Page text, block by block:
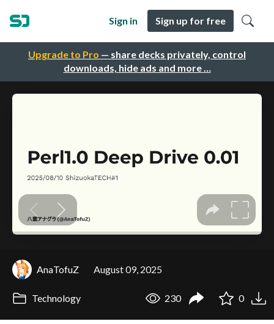
Upgrade to Pro — share decks privately, control
downloads, hide ads and more …
Sign in Sign up for free
AnaTofuZ August 09, 2025
Technology 230 0